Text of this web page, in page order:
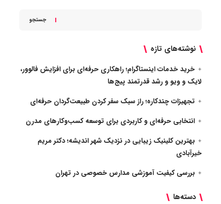
جستجو
نوشته‌های تازه
خرید خدمات اینستاگرام؛ راهکاری حرفه‌ای برای افزایش فالوور،
لایک و ویو و رشد قدرتمند پیج‌ها
تجهیزات چندکاره؛ راز سبک سفر کردن طبیعت‌گردان حرفه‌ای
انتخابی حرفه‌ای و کاربردی برای توسعه کسب‌وکارهای مدرن
بهترین کلینیک زیبایی در نزدیک شهر اندیشه؛ دکتر مریم
خیرآبادی
بررسی کیفیت آموزشی مدارس خصوصی در تهران
دسته‌ها